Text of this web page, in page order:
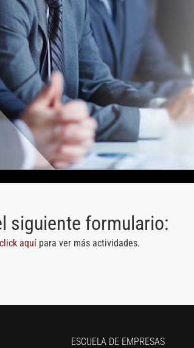
siguiente formulario:
click aquí para ver más actividades.
ESCUELA DE EMPRESAS